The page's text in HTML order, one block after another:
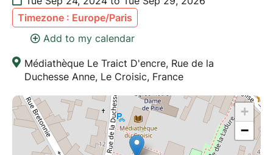
Timezone : Europe/Paris
Add to my calendar
Médiathèque Le Traict D'encre, Rue de la
Duchesse Anne, Le Croisic, France
+
−